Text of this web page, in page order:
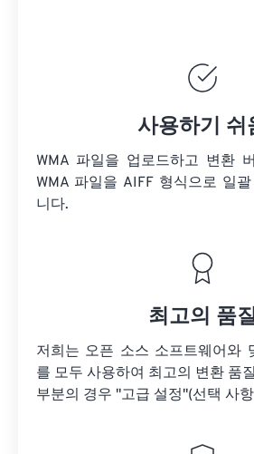
사용하기 쉬
WMA 파일을 업로드하고 변환
WMA 파일을 AIFF 형식으로 일
니다.
최고의 품
저희는 오픈 소스 소프트웨어와
를 모두 사용하여 최고의 변환 품
부분의 경우 "고급 설정"(선택 사